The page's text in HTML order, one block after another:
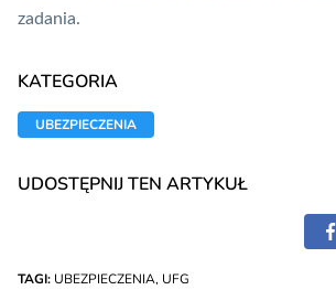
zadania.
KATEGORIA
UBEZPIECZENIA
UDOSTĘPNIJ TEN ARTYKUŁ
TAGI: UBEZPIECZENIA, UFG